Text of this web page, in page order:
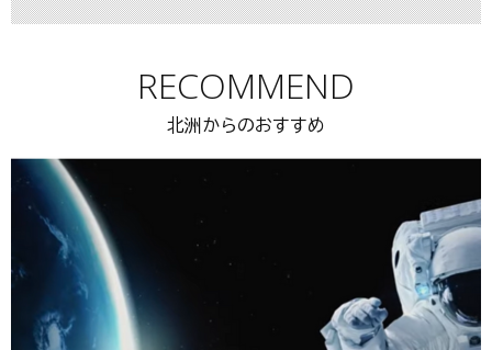
RECOMMEND
北洲からのおすすめ